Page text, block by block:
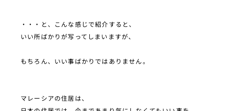
・・・と、こんな感じで紹介すると、
いい所ばかりが写ってしまいますが、
もちろん、いい事ばかりではありません。
マレーシアの住居は、